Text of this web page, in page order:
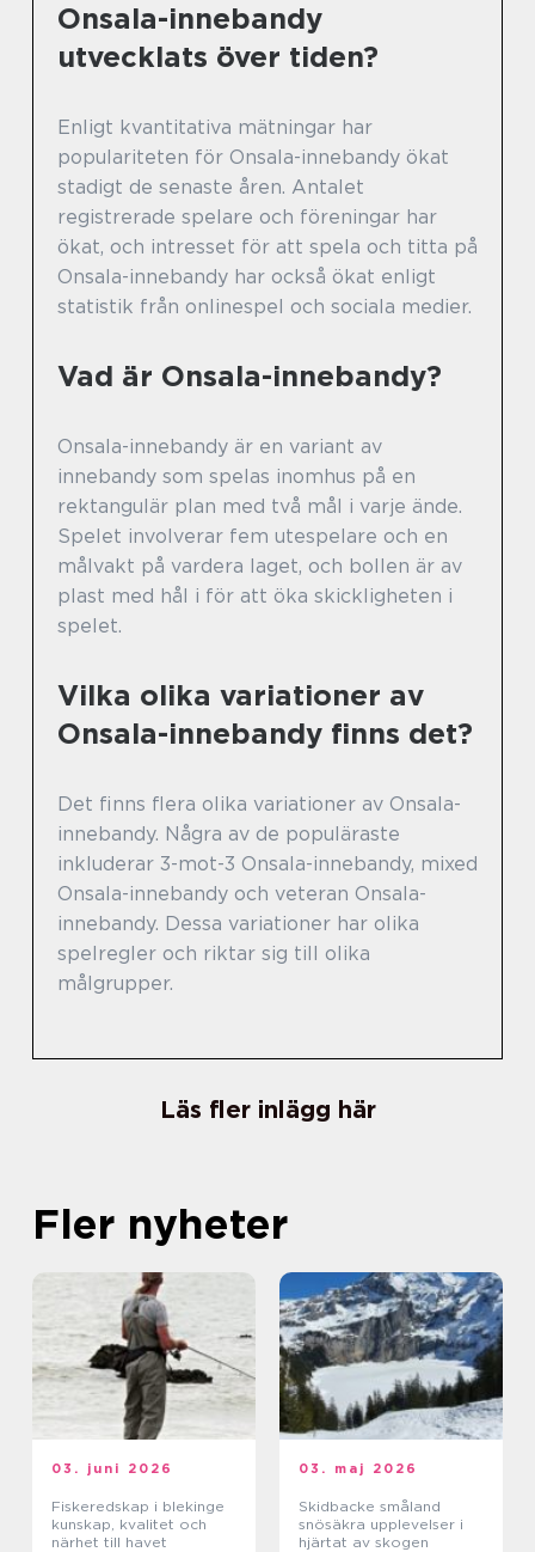
Onsala-innebandy
utvecklats över tiden?
Enligt kvantitativa mätningar har
populariteten för Onsala-innebandy ökat
stadigt de senaste åren. Antalet
registrerade spelare och föreningar har
ökat, och intresset för att spela och titta på
Onsala-innebandy har också ökat enligt
statistik från onlinespel och sociala medier.
Vad är Onsala-innebandy?
Onsala-innebandy är en variant av
innebandy som spelas inomhus på en
rektangulär plan med två mål i varje ände.
Spelet involverar fem utespelare och en
målvakt på vardera laget, och bollen är av
plast med hål i för att öka skickligheten i
spelet.
Vilka olika variationer av
Onsala-innebandy finns det?
Det finns flera olika variationer av Onsala-
innebandy. Några av de populäraste
inkluderar 3-mot-3 Onsala-innebandy, mixed
Onsala-innebandy och veteran Onsala-
innebandy. Dessa variationer har olika
spelregler och riktar sig till olika
målgrupper.
Läs fler inlägg här
Fler nyheter
03. juni 2026
Fiskeredskap i blekinge
kunskap, kvalitet och
närhet till havet
03. maj 2026
Skidbacke småland
snösäkra upplevelser i
hjärtat av skogen